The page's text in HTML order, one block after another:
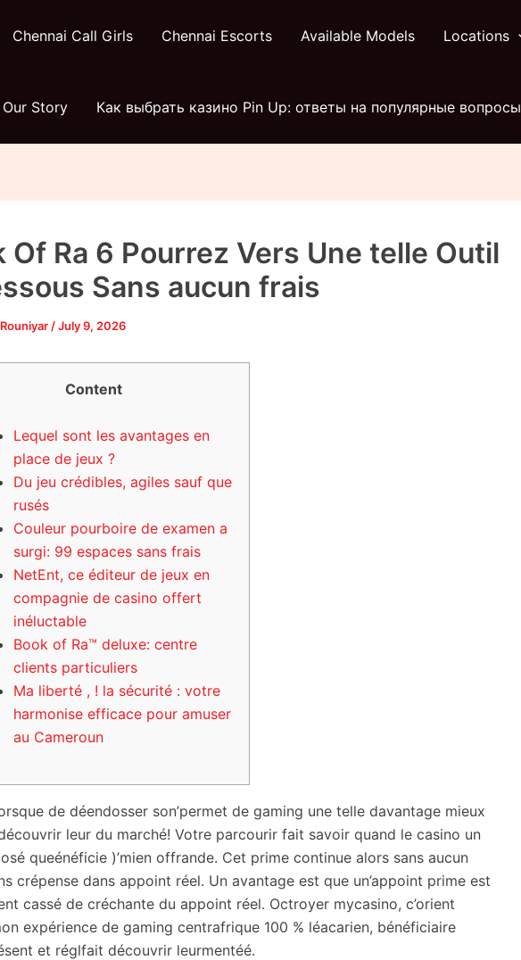
Chennai Call Girls Chennai Escorts Available Models Locations
Our Story Как выбрать казино Pin Up: ответы на популярные вопросы
Of Ra 6 Pourrez Vers Une telle Outil
Sans aucun frais
/July 9, 2026
Content
Lequel sont les avantages en
place de jeux ?
Du jeu crédibles, agiles sauf que
rusés
Couleur pourboire de examen a
surgi: 99 espaces sans frais
NetEnt, ce éditeur de jeux en
compagnie de casino offert
inéluctable
Book of Ra™ deluxe: centre
clients particuliers
Ma liberté , ! la sécurité : votre
harmonise efficace pour amuser
au Cameroun
de déendosser son’permet de gaming une telle davantage mieux
leur du marché! Votre parcourir fait savoir quand le casino un
queénéficie )’mien offrande. Cet prime continue alors sans aucun
crépense dans appoint réel. Un avantage est que un’appoint prime est
cassé de créchante du appoint réel. Octroyer mycasino, c’orient
expérience de gaming centrafrique 100 % léacarien, bénéficiaire
et réglfait découvrir leurmentéé.